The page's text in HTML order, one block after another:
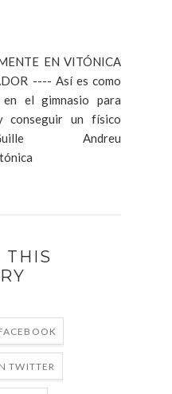
EN VITÓNICA
---- Así es como
en el gimnasio para
conseguir un físico
Andreu
THIS
TWITTER